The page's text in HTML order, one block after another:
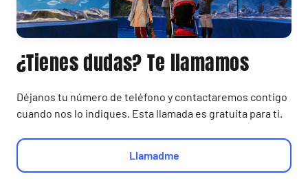
¿Tienes dudas? Te llamamos
Déjanos tu número de teléfono y contactaremos contigo
cuando nos lo indiques. Esta llamada es gratuita para ti.
Llamadme